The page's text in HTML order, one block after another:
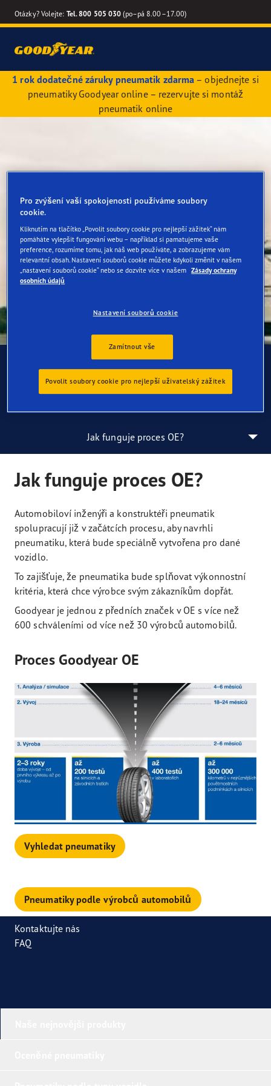
Otázky? Volejte: Tel. 800 505 030 (po–pá 8.00–17.00)
1 rok dodatečné záruky pneumatik zdarma – objednejte si
pneumatiky Goodyear online – rezervujte si montáž
pneumatik online
OE = originální vybavení
Jak funguje proces OE?
Jak funguje proces OE?
Automobiloví inženýři a konstruktéři pneumatik
spolupracují již v začátcích procesu, aby navrhli
pneumatiku, která bude speciálně vytvořena pro dané
vozidlo.
To zajišťuje, že pneumatika bude splňovat výkonnostní
kritéria, která chce výrobce svým zákazníkům dopřát.
Goodyear je jednou z předních značek v OE s více než
600 schváleními od více než 30 výrobců automobilů.
Proces Goodyear OE
Vyhledat pneumatiky
Pneumatiky podle výrobců automobilů
Kontaktujte nás
FAQ
Pro zvýšení vaší spokojenosti používáme soubory
cookie.
Kliknutím na tlačítko „Povolit soubory cookie pro nejlepší zážitek“ nám
pomáháte vylepšit fungování webu – například si pamatujeme vaše
preference, rozumíme tomu, jak náš web používáte, a zobrazujeme vám
relevantní obsah. Nastavení souborů cookie můžete kdykoli změnit v našem
„nastavení souborů cookie“ nebo se dozvíte více v našem Zásady ochrany
osobních údajů
Nastavení souborů cookie
Zamítnout vše
Povolit soubory cookie pro nejlepší uživatelský zážitek